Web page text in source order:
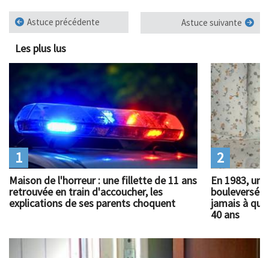
Astuce précédente Astuce suivante
Les plus lus
Maison de l'horreur : une fillette de 11 ans
retrouvée en train d'accoucher, les
explications de ses parents choquent
1
En 1983, un
bouleversé
jamais à
40 ans
2